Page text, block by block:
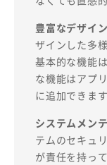
豊富なデザイ
ザインした多
基本的な機能
な機能はアプ
に追加できます
システムメン
テムのセキュ
が責任を持っ